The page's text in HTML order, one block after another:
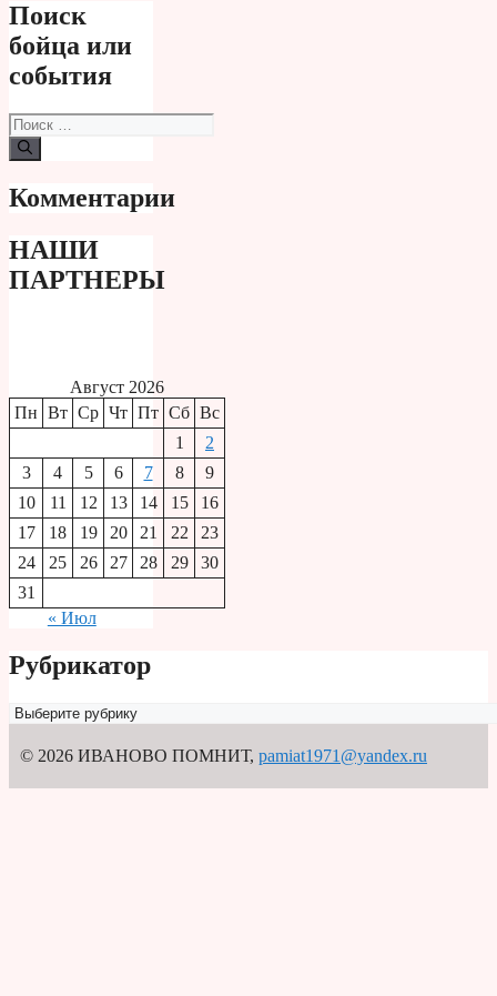
Поиск
бойца или
события
Поиск:
Комментарии
НАШИ
ПАРТНЕРЫ
Август 2026
Пн Вт Ср Чт Пт Сб Вс
1
2
3
4 5 6 7 8
9
10
11 12 13 14 15
16
17
18 19 20 21 22
23
24
25 26 27 28 29
30
31
« Июл
Рубрикатор
Рубрикатор
© 2026 ИВАНОВО ПОМНИТ, pamiat1971@yandex.ru